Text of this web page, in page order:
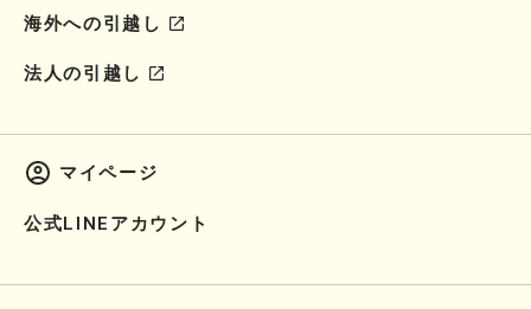
海外への引越し
法人の引越し
マイページ
公式LINEアカウント